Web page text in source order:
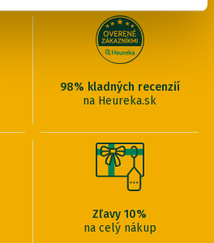
98% kladných recenzií
na Heureka.sk
Zľavy 10%
na celý nákup